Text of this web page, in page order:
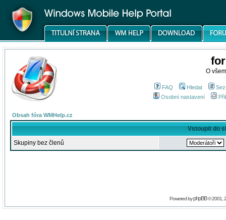
O
FAQ Hledat
Osobní nastavení
Obsah fóra WMHelp.cz
Vstoupit do
Skupiny bez členů
Powered byphpBB© 2001,